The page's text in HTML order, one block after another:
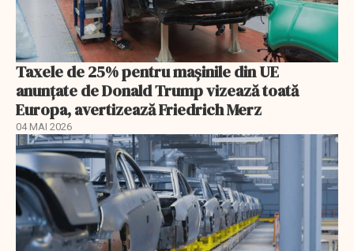
Taxele de 25% pentru mașinile din UE
anunţate de Donald Trump vizează toată
Europa, avertizează Friedrich Merz
04 MAI 2026